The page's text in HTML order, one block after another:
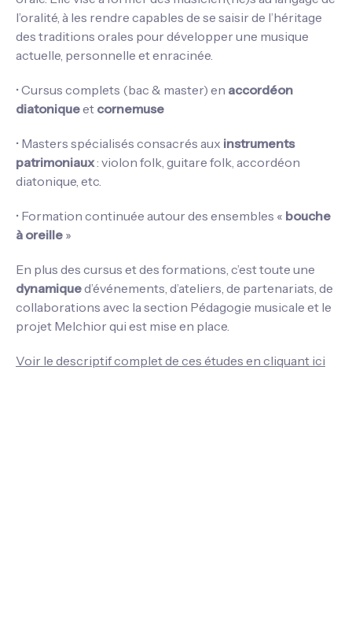
l’oralité, à les rendre capables de se saisir de l’héritage
des traditions orales pour développer une musique
actuelle, personnelle et enracinée.
• Cursus complets (bac & master) en accordéon
diatoniqueet cornemuse
• Masters spécialisés consacrés aux instruments
patrimoniaux: violon folk, guitare folk, accordéon
diatonique, etc.
• Formation continuée autour des ensembles « bouche
à oreille »
En plus des cursus et des formations, c’est toute une
dynamiqued’événements, d’ateliers, de partenariats, de
collaborations avec la section Pédagogie musicale et le
projet Melchior qui est mise en place.
Voir le descriptif complet de ces études en cliquant ici